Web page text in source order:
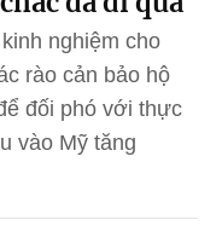
nghiệm cho
rào cản bảo hộ
đối phó với thực
vào Mỹ tăng